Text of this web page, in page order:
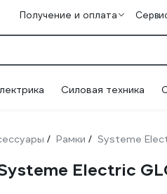
Получение и оплата
Силовая техника
/ Рамки / Systeme
Electric